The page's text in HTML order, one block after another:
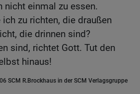
nicht einmal zu essen.
ich zu richten, die draußen
die drinnen sind?
sind, richtet Gott. Tut den
hinaus!
SCM R.Brockhaus in der SCM Verlagsgruppe